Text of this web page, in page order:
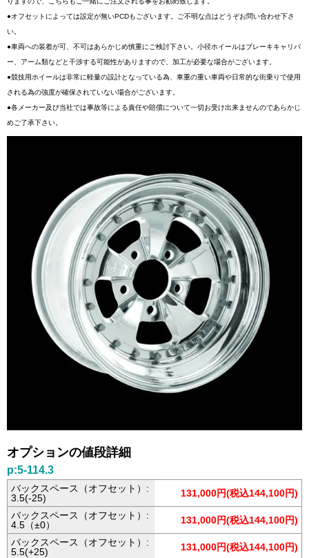
●オフセットによっては設定が無いPCDもございます。ご不明な点はどうぞお問い合わせ下さ
い。
●車両への装着が可、不可はあらかじめ慎重にご検討下さい。小径ホイールはブレーキキャリパ
ー、アーム類などと干渉する可能性がありますので、加工が必要な場合がございます。
●競技用ホイールは非常に軽量の設計となっている為、車重の重い車両や日常的な街乗りで使用
される為の強度が確保されていない場合がございます。
●各メーカー及び当社では事故等による責任や賠償について一切お受け出来ませんのであらかじ
めご了承下さい。
オプションの値段詳細
p:5-114.3
バックスペース（オフセット）:
3.5(-25)
131,000円(税込144,100円)
バックスペース（オフセット）:
4.5（±0）
131,000円(税込144,100円)
バックスペース（オフセット）:
5.5(+25)
131,000円(税込144,100円)